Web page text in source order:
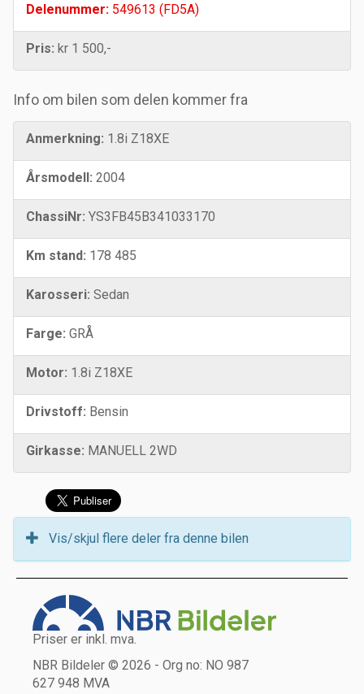
Delenummer: 549613 (FD5A)
Pris: kr 1 500,-
Info om bilen som delen kommer fra
Anmerkning: 1.8i Z18XE
Årsmodell: 2004
ChassiNr: YS3FB45B341033170
Km stand: 178 485
Karosseri: Sedan
Farge: GRÅ
Motor: 1.8i Z18XE
Drivstoff: Bensin
Girkasse: MANUELL 2WD
Vis/skjul flere deler fra denne bilen
Priser er inkl. mva.
NBR Bildeler © 2026 - Org no: NO 987
627 948 MVA